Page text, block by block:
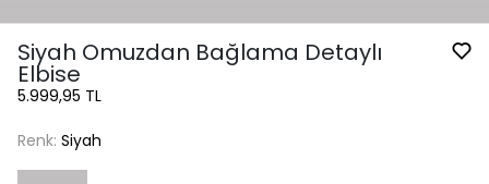
Siyah Omuzdan Bağlama Detaylı
Elbise
5.999,95 TL
Renk: Siyah